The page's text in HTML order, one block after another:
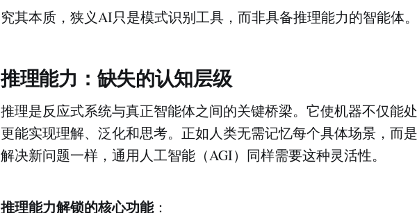
究其本质，狭义AI只是模式识别工具，而非具备推理能力的智能体。
推理能力：缺失的认知层级
推理是反应式系统与真正智能体之间的关键桥梁。它使机器不仅能
更能实现理解、泛化和思考。正如人类无需记忆每个具体场景，而
解决新问题一样，通用人工智能（AGI）同样需要这种灵活性。
推理能力解锁的核心功能：